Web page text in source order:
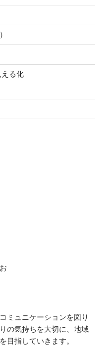
る化
ミュニケーションを図り
の気持ちを大切に、地域
目指していきます。